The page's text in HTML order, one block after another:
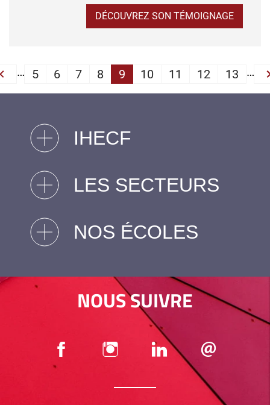
DÉCOUVREZ SON TÉMOIGNAGE
PAGINATION
‹‹
… 5 6 7 8 9 10 11 12 13 …
IHECF
LES SECTEURS
NOS ÉCOLES
NOUS SUIVRE